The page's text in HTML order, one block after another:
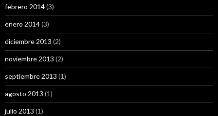
febrero 2014(3)
enero 2014(3)
diciembre 2013 (2)
noviembre 2013 (2)
septiembre 2013 (1)
agosto 2013 (1)
julio 2013 (1)